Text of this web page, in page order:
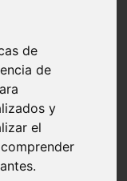
de
de
y
el